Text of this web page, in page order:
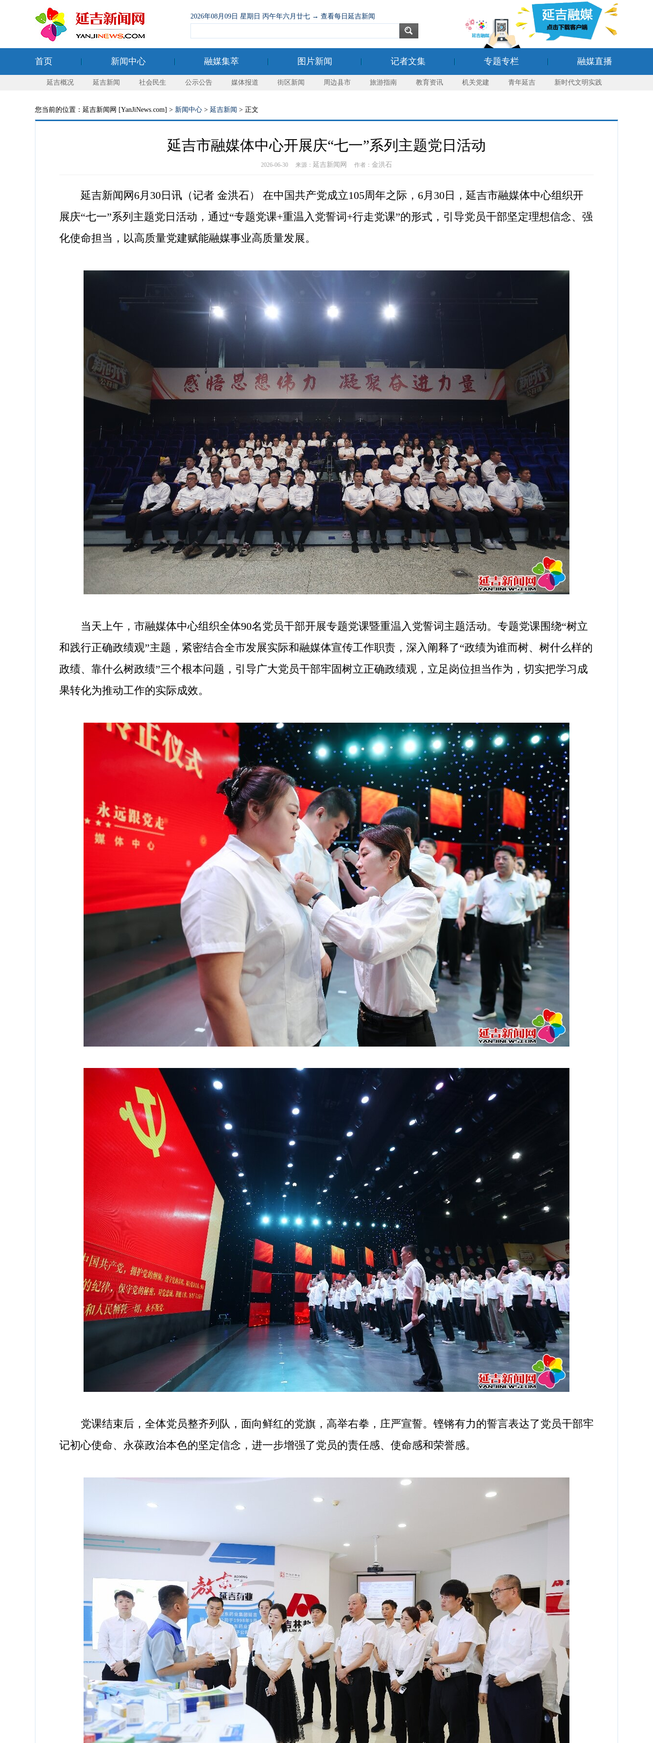
2026年08月09日 星期日 丙午年六月廿七 → 查看每日延吉新闻
首页 新闻中心 融媒集萃 图片新闻 记者文集 专题专栏 融媒直播
延吉概况 延吉新闻 社会民生 公示公告 媒体报道 街区新闻 周边县市 旅游指南 教育资讯 机关党建 青年延吉 新时代文明实践
您当前的位置：延吉新闻网 [YanJiNews.com] > 新闻中心 > 延吉新闻 > 正文
延吉市融媒体中心开展庆“七一”系列主题党日活动
2026-06-30 来源： 延吉新闻网 作者： 金洪石
延吉新闻网6月30日讯（记者 金洪石） 在中国共产党成立105周年之际，6月30日，延吉市融媒体中心组织开
展庆“七一”系列主题党日活动，通过“专题党课+重温入党誓词+行走党课”的形式，引导党员干部坚定理想信念、强
化使命担当，以高质量党建赋能融媒事业高质量发展。
当天上午，市融媒体中心组织全体90名党员干部开展专题党课暨重温入党誓词主题活动。专题党课围绕“树立
和践行正确政绩观”主题，紧密结合全市发展实际和融媒体宣传工作职责，深入阐释了“政绩为谁而树、树什么样的
政绩、靠什么树政绩”三个根本问题，引导广大党员干部牢固树立正确政绩观，立足岗位担当作为，切实把学习成
果转化为推动工作的实际成效。
党课结束后，全体党员整齐列队，面向鲜红的党旗，高举右拳，庄严宣誓。铿锵有力的誓言表达了党员干部牢
记初心使命、永葆政治本色的坚定信念，进一步增强了党员的责任感、使命感和荣誉感。